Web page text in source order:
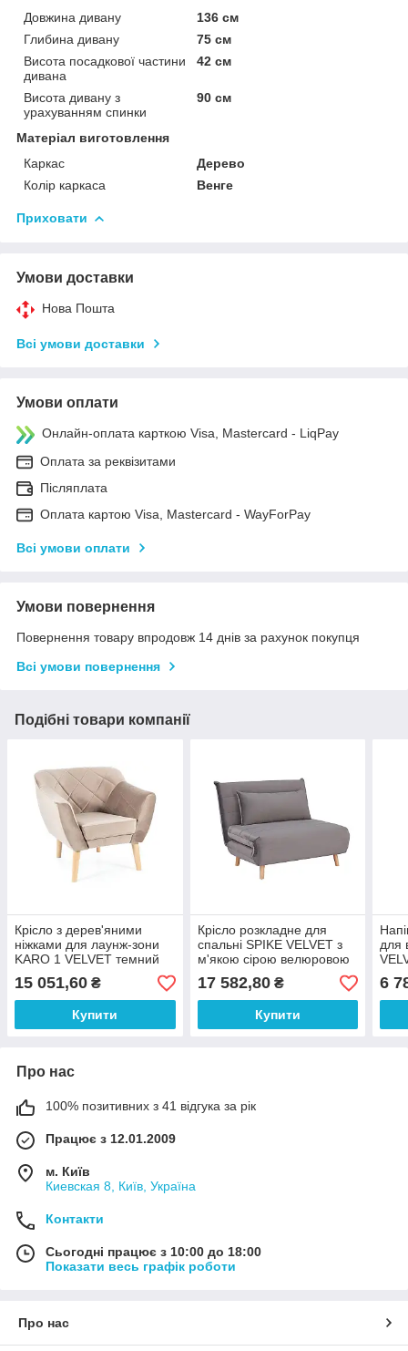
Довжина дивану
136 см
Глибина дивану
75 см
Висота посадкової частини
дивана
42 см
Висота дивану з
урахуванням спинки
90 см
Матеріал виготовлення
Каркас
Дерево
Колір каркаса
Венге
Приховати
Умови доставки
Нова Пошта
Всі умови доставки
Умови оплати
Онлайн-оплата карткою Visa, Mastercard - LiqPay
Оплата за реквізитами
Післяплата
Оплата картою Visa, Mastercard - WayForPay
Всі умови оплати
Умови повернення
Повернення товару впродовж 14 днів за рахунок покупця
Всі умови повернення
Подібні товари компанії
Крісло з дерев'яними
ніжками для лаунж-зони
KARO 1 VELVET темний
беж велюрове крісло для
гостей
15 051,60 ₴
Купити
Крісло розкладне для
спальні SPIKE VELVET з
м'якою сірою велюровою
оббивкою М'яке крісло
для гостей
17 582,80₴
Купити
для
6
Про нас
100% позитивних з 41 відгука за рік
Працює з 12.01.2009
м. Київ
Киевская 8, Київ, Україна
Контакти
Сьогодні працює з 10:00 до 18:00
Показати весь графік роботи
Про нас